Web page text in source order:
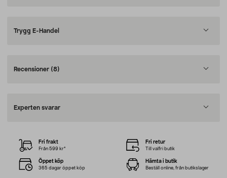
Trygg E-Handel
Recensioner (8)
Experten svarar
Fri frakt
Från 599 kr*
Fri retur
Till valfri butik
Öppet köp
365 dagar öppet köp
Hämta i butik
Beställ online, från butikslager